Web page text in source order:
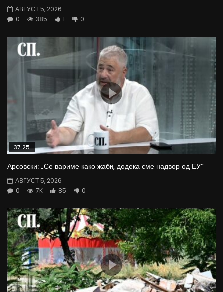
АВГУСТ 5, 2026
0
385 1 0
37:25
Арсовски: „Се вариме како жаби, додека сме надвор од ЕУ“
АВГУСТ 5, 2026
0
7K 85 0